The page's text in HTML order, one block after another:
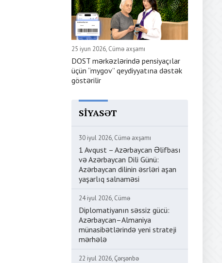
25 iyun 2026, Cümə axşamı
DOST mərkəzlərində pensiyaçılar
üçün “mygov” qeydiyyatına dəstək
göstərilir
SIYASƏT
30 iyul 2026, Cümə axşamı
1 Avqust – Azərbaycan Əlifbası
və Azərbaycan Dili Günü:
Azərbaycan dilinin əsrləri aşan
yaşarlıq salnaməsi
24 iyul 2026, Cümə
Diplomatiyanın səssiz gücü:
Azərbaycan–Almaniya
münasibətlərində yeni strateji
mərhələ
22 iyul 2026, Çərşənbə